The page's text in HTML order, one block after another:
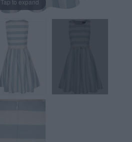
Tap to expand